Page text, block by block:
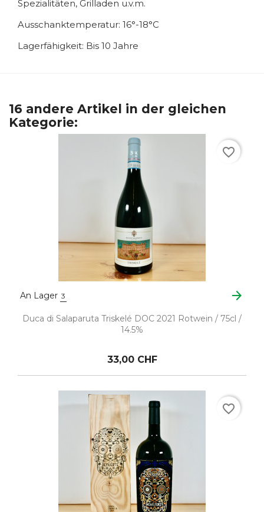
Spezialitäten, Grilladen u.v.m.
Ausschanktemperatur: 16°-18°C
Lagerfähigkeit: Bis 10 Jahre
16 andere Artikel in der gleichen
Kategorie:
An Lager 3 arrow_forward
Duca di Salaparuta Triskelé DOC 2021 Rotwein / 75cl /
14.5%
33,00 CHF
favorite_border
favorite_border